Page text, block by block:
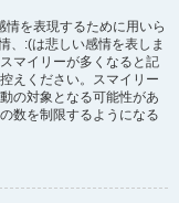
を表現するために用いら
、:(は悲しい感情を表しま
マイリーが多くなると記
えください。スマイリー
の対象となる可能性があ
数を制限するようになる